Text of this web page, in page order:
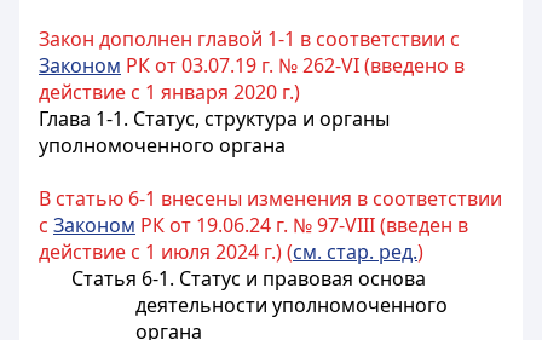
Закон дополнен главой 1-1 в соответствии с
Законом РК от 03.07.19 г. № 262-VI (введено в
действие с 1 января 2020 г.)
Глава 1-1. Статус, структура и органы
уполномоченного органа
В статью 6-1 внесены изменения в соответствии
с Законом РК от 19.06.24 г. № 97-VIII (введен в
действие с 1 июля 2024 г.) (см. стар. ред.)
Статья 6-1. Статус и правовая основа
деятельности уполномоченного
органа